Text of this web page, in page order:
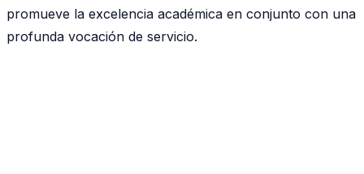
promueve la excelencia académica en conjunto con una
profunda vocación de servicio.